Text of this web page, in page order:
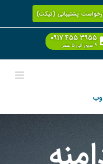
پشتیبانی (تیکت)
۰۹۱۷ ۴۵۵ ۳۹۵۵
۹ صبح الی ۵ عصر